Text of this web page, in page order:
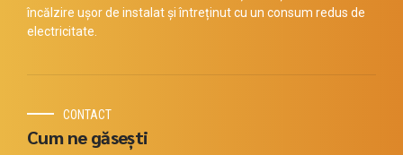
încălzire ușor de instalat și întreținut cu un consum redus de
electricitate.
CONTACT
Cum ne găsești